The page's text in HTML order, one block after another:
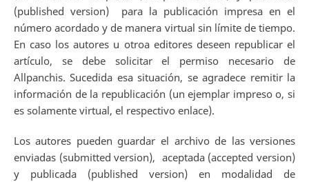
(published version) para la publicación impresa en el
número acordado y de manera virtual sin límite de tiempo.
En caso los autores u otroa editores deseen republicar el
artículo, se debe solicitar el permiso necesario de
Allpanchis. Sucedida esa situación, se agradece remitir la
información de la republicación (un ejemplar impreso o, si
es solamente virtual, el respectivo enlace).
Los autores pueden guardar el archivo de las versiones
enviadas (submitted version), aceptada (accepted version)
y publicada (published version) en modalidad de